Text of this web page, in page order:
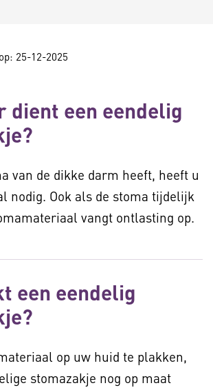
25-12-2025
dient een eendelig
van de dikke darm heeft, heeft u
nodig. Ook als de stoma tijdelijk
vangt ontlasting op.
een eendelig
op uw huid te plakken,
stomazakje nog op maat